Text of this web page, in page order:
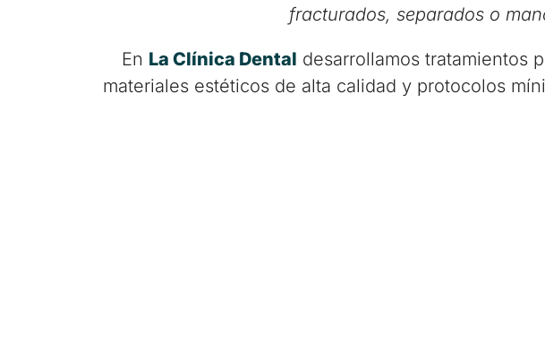
fracturados, separados o
En La Clínica Dental desarrollamos tratamientos
materiales estéticos de alta calidad y protocolos